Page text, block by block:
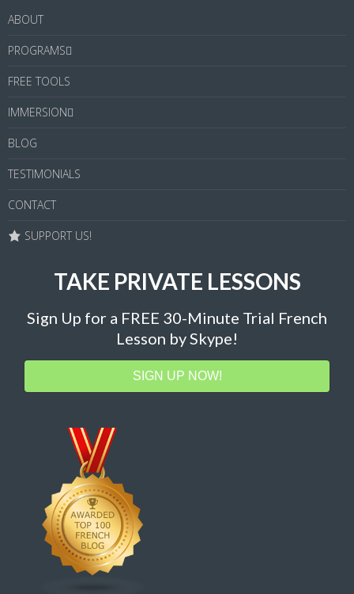
ABOUT
PROGRAMS
FREE TOOLS
IMMERSION
BLOG
TESTIMONIALS
CONTACT
SUPPORT US!
TAKE PRIVATE LESSONS
Sign Up for a FREE 30-Minute Trial French
Lesson by Skype!
SIGN UP NOW!